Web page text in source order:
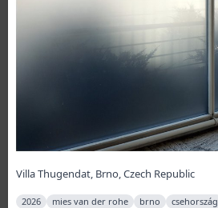
Villa Thugendat, Brno, Czech Republic
2026 mies van der rohe brno csehország